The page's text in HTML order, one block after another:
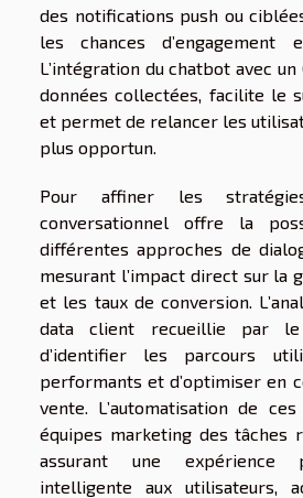
des notifications push ou
les chances d’engagement
L’intégration du chatbot avec
données collectées, facilite le
et permet de relancer les
plus opportun.
Pour affiner les
conversationnel offre la
différentes approches de
mesurant l’impact direct sur la
et les taux de conversion.
data client recueillie par
d’identifier les parcours
performants et d’optimiser en
vente. L’automatisation de
équipes marketing des tâches
assurant une expérience
intelligente aux utilisateurs,